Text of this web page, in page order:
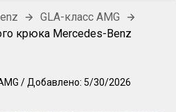
GLA-класс AMG
крюка Mercedes-Benz
/ Добавлено: 5/30/2026